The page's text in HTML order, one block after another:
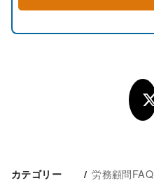
カテゴリー 労務顧問FAQ